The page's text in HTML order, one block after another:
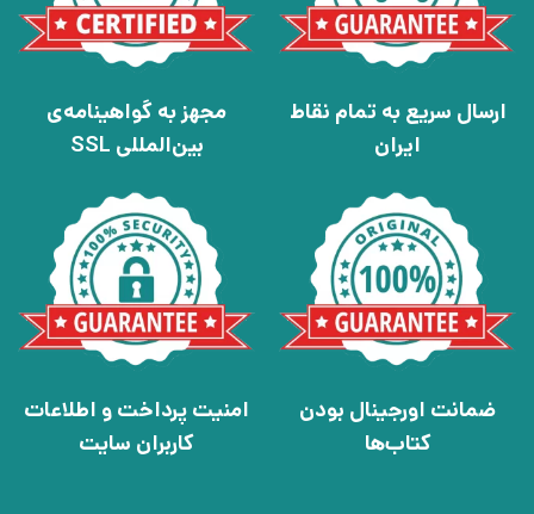
ارسال سریع به تمام نقاط
ایران
مجهز به گواهینامه‌ی
بین‌المللی SSL
ضمانت اورجینال بودن
کتاب‌ها
امنیت پرداخت و اطلاعات
کاربران سایت